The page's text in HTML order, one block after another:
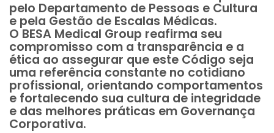
pelo Departamento de Pessoas e Cultura
e pela Gestão de Escalas Médicas.
O BESA Medical Group reafirma seu
compromisso com a transparência e a
ética ao assegurar que este Código seja
uma referência constante no cotidiano
profissional, orientando comportamentos
e fortalecendo sua cultura de integridade
e das melhores práticas em Governança
Corporativa.